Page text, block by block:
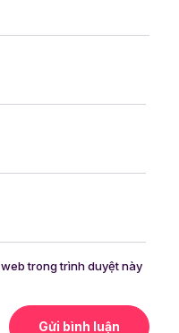
trong trình duyệt này